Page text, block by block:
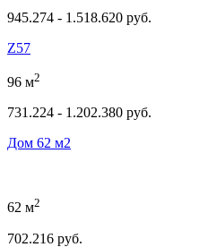
945.274 - 1.518.620 руб.
Z57
96 м2
731.224 - 1.202.380 руб.
Дом 62 м2
62 м2
702.216 руб.